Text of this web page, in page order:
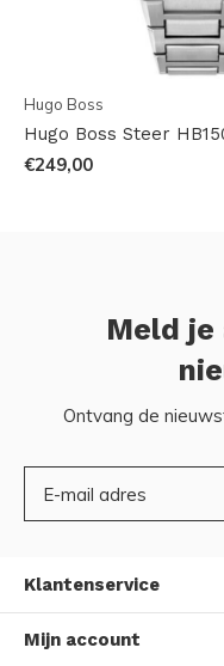
Hugo Boss
Hugo Boss Steer
€249,00
Meld je
Ontvang de
Klantenservice
Mijn account